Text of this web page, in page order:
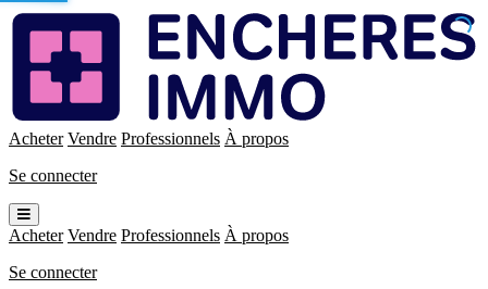
Enchères
Immo
Acheter Vendre Professionnels À propos
Se connecter
Ouvrir
le
menu
Acheter Vendre Professionnels À propos
Se connecter